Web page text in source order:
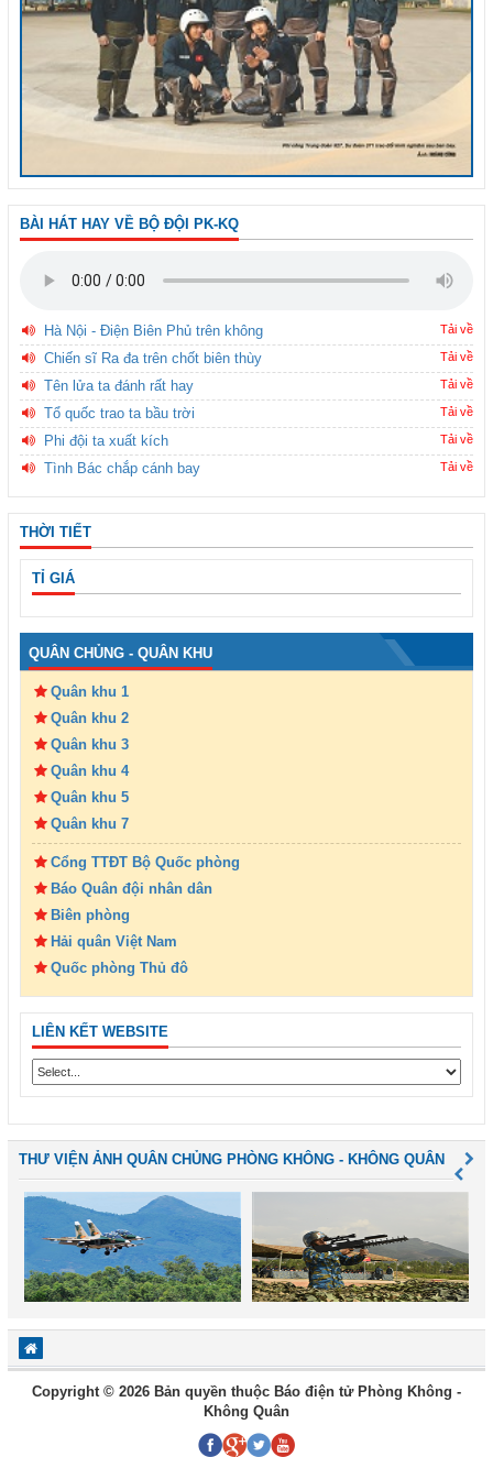
BÀI HÁT HAY VỀ BỘ ĐỘI PK-KQ
Hà Nội - Điện Biên Phủ trên không Tải về
Chiến sĩ Ra đa trên chốt biên thùy Tải về
Tên lửa ta đánh rất hay Tải về
Tổ quốc trao ta bầu trời Tải về
Phi đội ta xuất kích Tải về
Tình Bác chắp cánh bay Tải về
THỜI TIẾT
TỈ GIÁ
QUÂN CHỦNG - QUÂN KHU
Quân khu 1
Quân khu 2
Quân khu 3
Quân khu 4
Quân khu 5
Quân khu 7
Cổng TTĐT Bộ Quốc phòng
Báo Quân đội nhân dân
Biên phòng
Hải quân Việt Nam
Quốc phòng Thủ đô
LIÊN KẾT WEBSITE
THƯ VIỆN ẢNH QUÂN CHỦNG PHÒNG KHÔNG - KHÔNG QUÂN
Copyright © 2026 Bản quyền thuộc Báo điện tử Phòng Không -
Không Quân